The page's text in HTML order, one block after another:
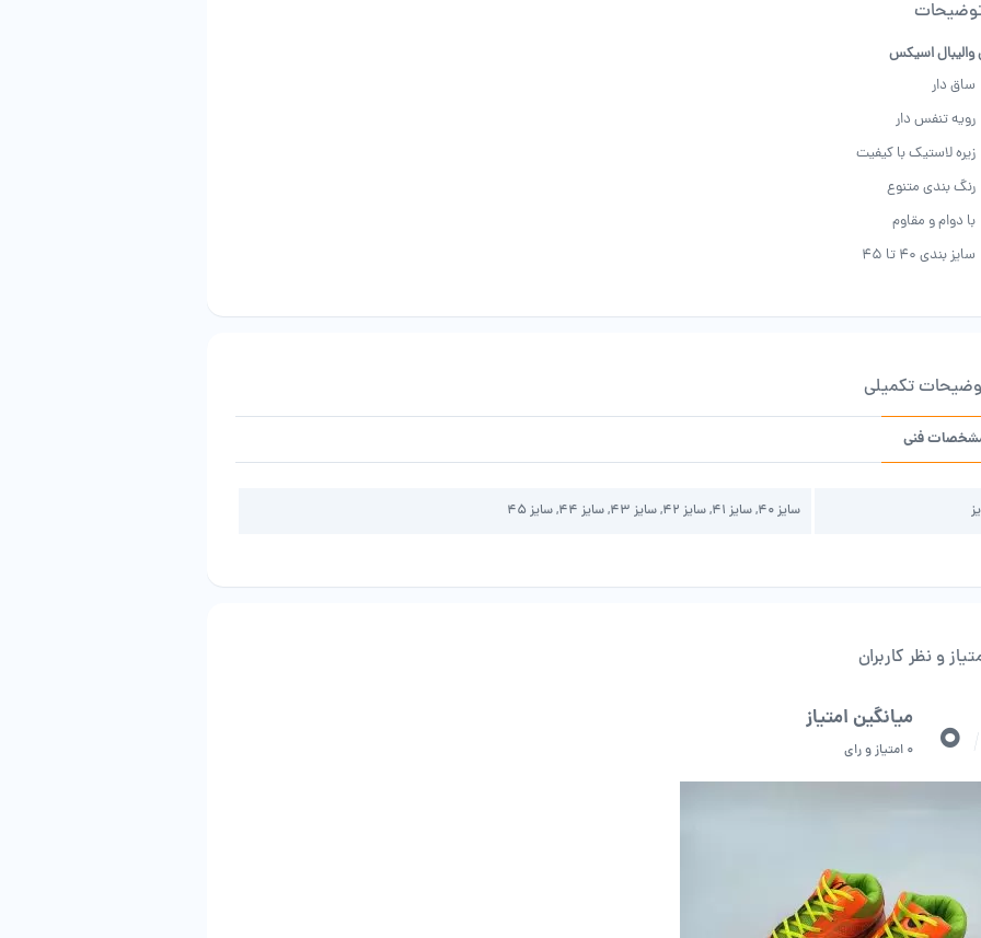
اسیکس
ساق دار
رویه تنفس دار
زیره لاستیک با کیفیت
رنگ بندی متنوع
با دوام و مقاوم
سایز بندی 40 تا 45
تکمیلی
فنی
سایز 40, سایز 41, سایز 42, سایز 43, سایز 44, سایز 45
و نظر کاربران
0 میانگین امتیاز
0 امتیاز و رای